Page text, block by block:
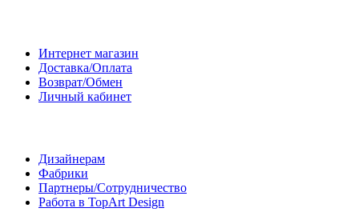
Интернет магазин
Доставка/Оплата
Возврат/Обмен
Личный кабинет
Дизайнерам
Фабрики
Партнеры/Сотрудничество
Работа в TopArt Design